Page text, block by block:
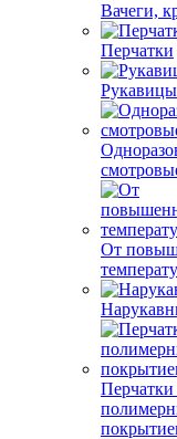
Вачеги,
Перчатки
Рукавицы
От
Перчатки